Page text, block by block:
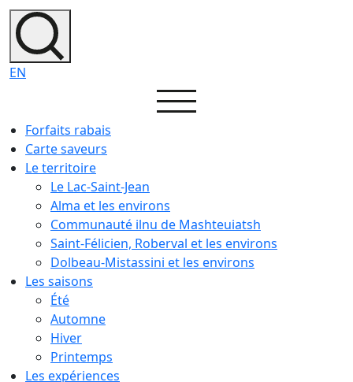
EN
Forfaits rabais
Carte saveurs
Le territoire
Le Lac-Saint-Jean
Alma et les environs
Communauté ilnu de Mashteuiatsh
Saint-Félicien, Roberval et les environs
Dolbeau-Mistassini et les environs
Les saisons
Été
Automne
Hiver
Printemps
Les expériences